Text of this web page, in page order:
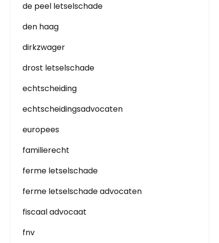
de peel letselschade
den haag
dirkzwager
drost letselschade
echtscheiding
echtscheidingsadvocaten
europees
familierecht
ferme letselschade
ferme letselschade advocaten
fiscaal advocaat
fnv